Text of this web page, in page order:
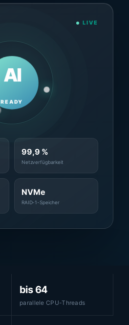
LIVE
AI
READY
99,9 %
Netzverfügbarkeit
NVMe
RAID-1-Speicher
bis 64
parallele CPU-Threads